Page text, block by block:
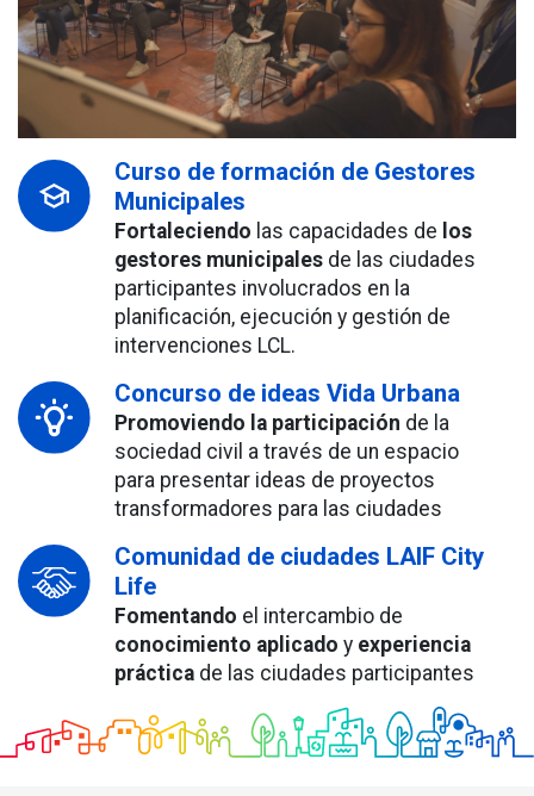
Curso de formación de Gestores
Municipales
Fortaleciendo las capacidades de los
gestores municipales de las ciudades
participantes involucrados en la
planificación, ejecución y gestión de
intervenciones LCL.
Concurso de ideas Vida Urbana
Promoviendo la participación de la
sociedad civil a través de un espacio
para presentar ideas de proyectos
transformadores para las ciudades
Comunidad de ciudades LAIF City
Life
Fomentando el intercambio de
conocimiento aplicadoy experiencia
práctica de las ciudades participantes